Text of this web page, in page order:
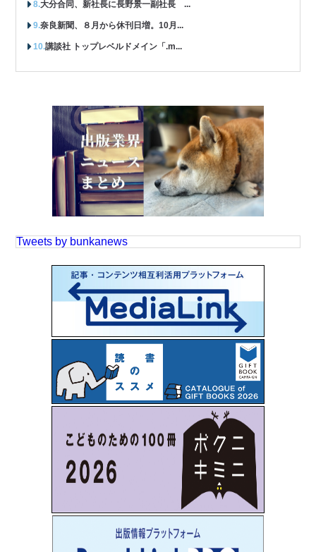
大分合同、新社長に長野景一副社長 ...
奈良新聞、８月から休刊日増。10月...
講談社 トップレベルドメイン「.m...
Tweets by bunkanews